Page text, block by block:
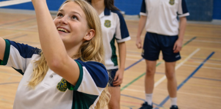
COURS CHEZ LE PROF